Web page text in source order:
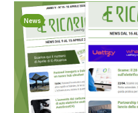
News